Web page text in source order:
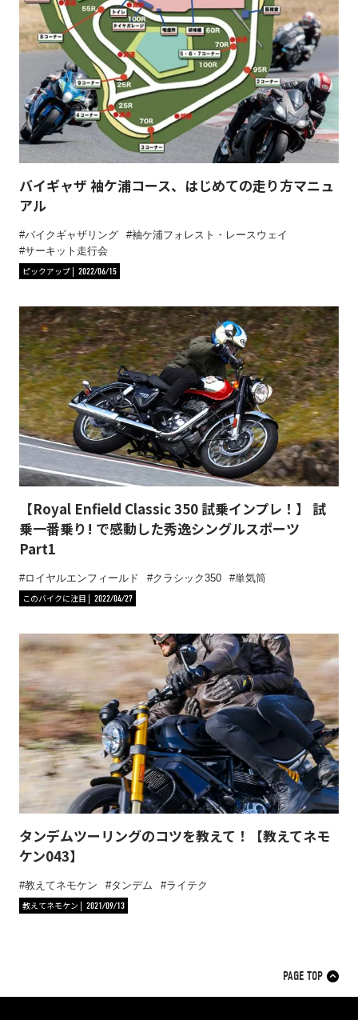
バイギャザ 袖ケ浦コース、はじめての走り方マニュ
アル
バイクギャザリング
袖ケ浦フォレスト・レースウェイ
サーキット走行会
ピックアップ
2022/06/15
【Royal Enfield Classic 350 試乗インプレ！】 試
乗一番乗り! で感動した秀逸シングルスポーツ
Part1
ロイヤルエンフィールド クラシック350
単気筒
このバイクに注目
2022/04/27
タンデムツーリングのコツを教えて！【教えてネモ
ケン043】
教えてネモケン タンデム
ライテク
教えてネモケン
2021/09/13
PAGE TOP